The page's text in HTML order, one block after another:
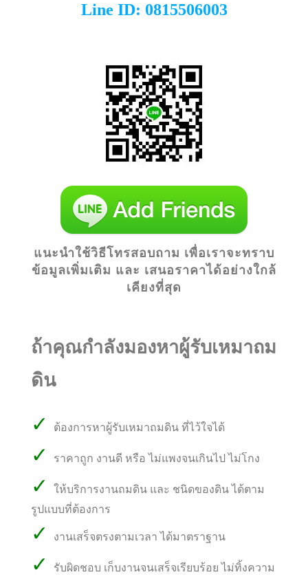
Line ID: 0815506003
แนะนำใช้วิธีโทรสอบถาม เพื่อเราจะทราบ
ข้อมูลเพิ่มเติม และ เสนอราคาได้อย่างใกล้
เคียงที่สุด
ถ้าคุณกำลังมองหาผู้รับเหมาถม
ดิน
✓ ต้องการหาผู้รับเหมาถมดิน ที่ไว้ใจได้
✓ ราคาถูก งานดี หรือ ไม่แพงจนเกินไป ไม่โกง
✓
ให้บริการงานถมดิน และ ชนิดของดิน ได้ตาม
รูปแบบที่ต้องการ
✓ งานเสร็จตรงตามเวลา ได้มาตราฐาน
✓
รับผิดชอบ เก็บงานจนเสร็จเรียบร้อย ไม่ทิ้งความ